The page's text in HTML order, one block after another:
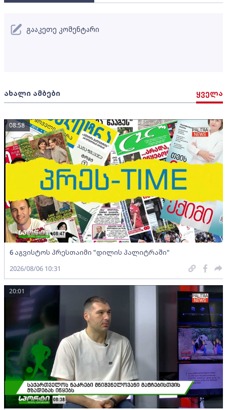
ახალი ამბები ყველა
6 აგვისტოს პრესთაიმი "დილის პალიტრაში"
08:58
2026/08/06 10:31
20:01
გააკეთე კომენტარი